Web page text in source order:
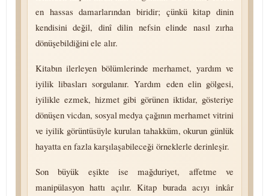
en hassas damarlarından biridir; çünkü kitap dinin
kendisini değil, dinî dilin nefsin elinde nasıl zırha
dönüşebildiğini ele alır.
Kitabın ilerleyen bölümlerinde merhamet, yardım ve
iyilik libasları sorgulanır. Yardım eden elin gölgesi,
iyilikle ezmek, hizmet gibi görünen iktidar, gösteriye
dönüşen vicdan, sosyal medya çağının merhamet vitrini
ve iyilik görüntüsüyle kurulan tahakküm, okurun günlük
hayatta en fazla karşılaşabileceği örneklerle derinleşir.
Son büyük eşikte ise mağduriyet, affetme ve
manipülasyon hattı açılır. Kitap burada acıyı inkâr